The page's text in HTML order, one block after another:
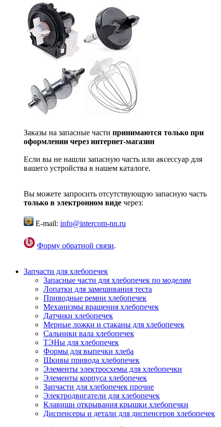
Заказы на запасные части принимаются только при
оформлении через интернет-магазин
Если вы не нашли запасную часть или аксессуар для
вашего устройства в нашем каталоге.
Вы можете запросить отсутствующую запасную часть
только в электронном виде через:
E-mail: info@intercom-nn.ru
Форму обратной связи.
Запчасти для хлебопечек
Запасные части для хлебопечек по моделям
Лопатки для замешивания теста
Приводные ремни хлебопечек
Механизмы вращения хлебопечек
Датчики хлебопечек
Мерные ложки и стаканы для хлебопечек
Сальники вала хлебопечек
ТЭНы для хлебопечек
Формы для выпечки хлеба
Шкивы привода хлебопечек
Элементы электросхемы для хлебопечки
Элементы корпуса хлебопечек
Запчасти для хлебопечек прочие
Электродвигатели для хлебопечек
Клавиши открывания крышки хлебопечки
Диспенсеры и детали для диспенсеров хлебопечек